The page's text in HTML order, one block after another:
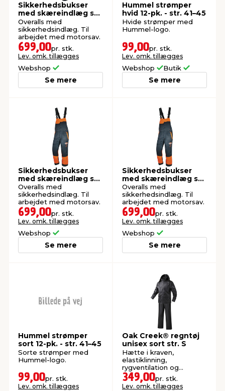
Sikkerhedsbukser
med skæreindlæg str.
XL
Overalls med
sikkerhedsindlæg. Til
arbejdet med motorsav.
699,00pr. stk.
Lev. omk. tillægges
Webshop
Se mere
Hummel strømper
hvid 12-pk. - str. 41–45
Hvide strømper med
Hummel-logo.
99,00pr. stk.
Lev. omk. tillægges
Webshop Butik
Se mere
Sikkerhedsbukser
med skæreindlæg str.
L
Overalls med
sikkerhedsindlæg. Til
arbejdet med motorsav.
699,00pr. stk.
Lev. omk. tillægges
Webshop
Se mere
Sikkerhedsbukser
med skæreindlæg str.
S
Overalls med
sikkerhedsindlæg. Til
arbejdet med motorsav.
699,00pr. stk.
Lev. omk. tillægges
Webshop
Se mere
Hummel strømper
sort 12-pk. - str. 41–45
Sorte strømper med
Hummel-logo.
99,00pr. stk.
Lev. omk. tillægges
Oak Creek® regntøj
unisex sort str. S
Hætte i kraven,
elastiklinning,
rygventilation og
reflekslogo. Vind- og
vandtæt op til 5000 mm.
349,00pr. stk.
Lev. omk. tillægges